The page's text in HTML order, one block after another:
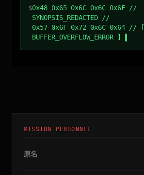
$0x48 0x65 0x6C 0x6C 0x6F //
SYNOPSIS_REDACTED //
0x57 0x6F 0x72 0x6C 0x64 // [
BUFFER_OVERFLOW_ERROR ]
MISSION PERSONNEL
原名